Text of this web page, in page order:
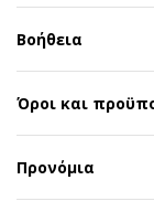
Βοήθεια
Όροι και
Προνόμια